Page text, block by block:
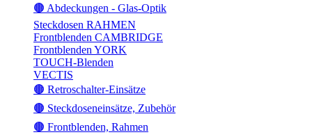
🟤 Abdeckungen - Glas-Optik
Steckdosen RAHMEN
Frontblenden CAMBRIDGE
Frontblenden YORK
TOUCH-Blenden
VECTIS
🟤 Retroschalter-Einsätze
🟤 Steckdoseneinsätze, Zubehör
🟤 Frontblenden, Rahmen